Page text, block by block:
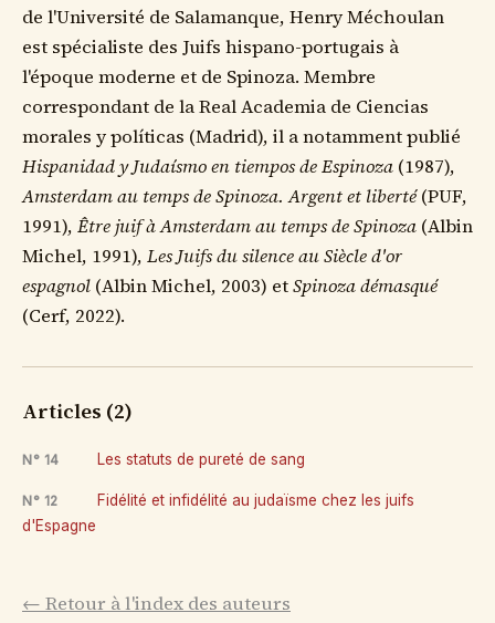
de l'Université de Salamanque, Henry Méchoulan
est spécialiste des Juifs hispano-portugais à
l'époque moderne et de Spinoza. Membre
correspondant de la Real Academia de Ciencias
morales y políticas (Madrid), il a notamment publié
Hispanidad y Judaísmo en tiempos de Espinoza (1987),
Amsterdam au temps de Spinoza. Argent et liberté(PUF,
1991), Être juif à Amsterdam au temps de Spinoza (Albin
Michel, 1991), Les Juifs du silence au Siècle d'or
espagnol (Albin Michel, 2003) etSpinoza démasqué
(Cerf, 2022).
Articles (2)
N° 14 Les statuts de pureté de sang
N° 12
Fidélité et infidélité au judaïsme chez les juifs
d'Espagne
← Retour à l'index des auteurs